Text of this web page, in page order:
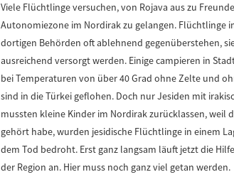
Viele Flüchtlinge versuchen, von Rojava aus zu
Autonomiezone im Nordirak zu gelangen. Flüchtlinge
dortigen Behörden oft ablehnend gegenüberstehen,
ausreichend versorgt werden. Einige campieren in
bei Temperaturen von über 40 Grad ohne Zelte und
sind in die Türkei geflohen. Doch nur Jesiden mit
mussten kleine Kinder im Nordirak zurücklassen, weil
gehört habe, wurden jesidische Flüchtlinge in einem
dem Tod bedroht. Erst ganz langsam läuft jetzt die
der Region an. Hier muss noch ganz viel getan werden.